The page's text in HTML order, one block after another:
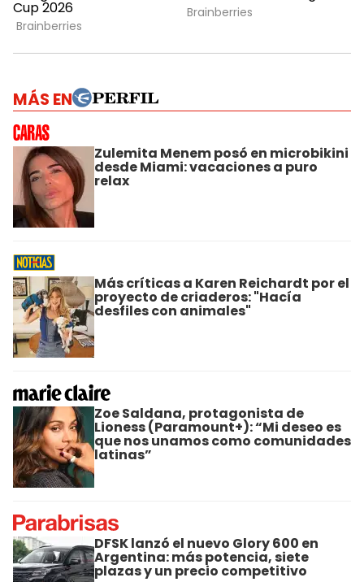
MÁS EN
Zulemita Menem posó en microbikini
desde Miami: vacaciones a puro
relax
Más críticas a Karen Reichardt por el
proyecto de criaderos: "Hacía
desfiles con animales"
Zoe Saldana, protagonista de
Lioness (Paramount+): “Mi deseo es
que nos unamos como comunidades
latinas”
DFSK lanzó el nuevo Glory 600 en
Argentina: más potencia, siete
plazas y un precio competitivo